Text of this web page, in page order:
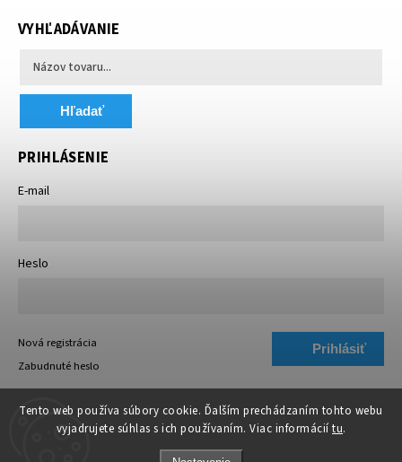
Tento web používa súbory cookie. Ďalším prechádzaním tohto webu
vyjadrujete súhlas s ich používaním. Viac informácií tu.
VYHĽADÁVANIE
Hľadať
PRIHLÁSENIE
E-mail
Heslo
Prihlásiť
Nová registrácia
Zabudnuté heslo